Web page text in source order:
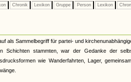
Chronik Lexikon Gruppe Person Lexikon
als Sammelbegriff für partei- und
Schichten stammten, war der Gedanke der
wie Wanderfahrten, Lager,